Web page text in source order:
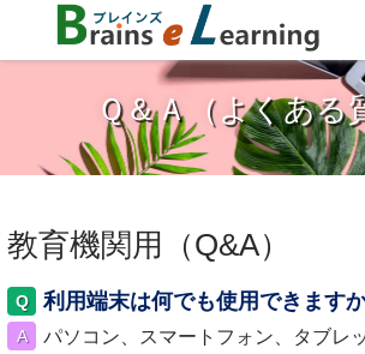
Ｑ＆Ａ（よくある
教育機関用（Q&A）
利用端末は何でも使用できます
パソコン、スマートフォン、タブレ